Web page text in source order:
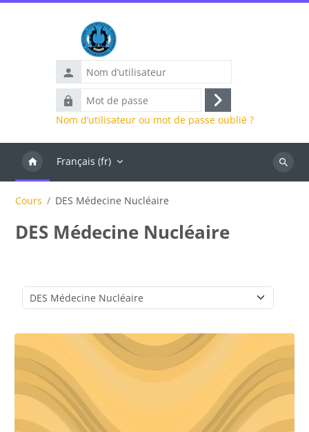
Nom
d’utilisateur
Mot
de
Connexion
Nom d’utilisateur ou mot de passe oublié ?
Français ‎(fr)‎
Cours DES Médecine Nucléaire
DES Médecine Nucléaire
Catégories de cours